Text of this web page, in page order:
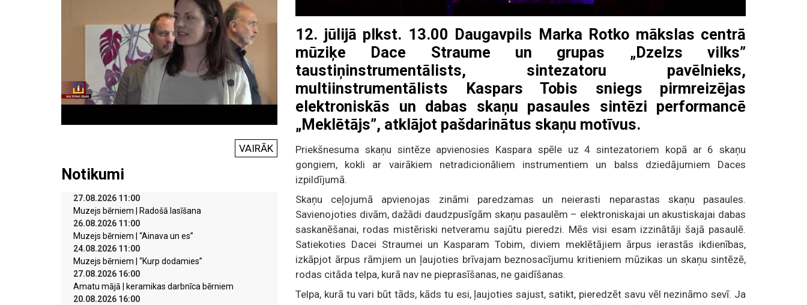
12. jūlijā plkst. 13.00 Daugavpils Marka Rotko mākslas centrā
mūziķe Dace Straume un grupas „Dzelzs vilks”
taustiņinstrumentālists, sintezatoru pavēlnieks,
multiinstrumentālists Kaspars Tobis sniegs pirmreizējas
elektroniskās un dabas skaņu pasaules sintēzi performancē
„Meklētājs”, atklājot pašdarinātus skaņu motīvus.
Priekšnesuma skaņu sintēze apvienosies Kaspara spēle uz 4 sintezatoriem kopā ar 6 skaņu
gongiem, kokli ar vairākiem netradicionāliem instrumentiem un balss dziedājumiem Daces
izpildījumā.
Skaņu ceļojumā apvienojas zināmi paredzamas un neierasti neparastas skaņu pasaules.
Savienojoties divām, dažādi daudzpusīgām skaņu pasaulēm – elektroniskajai un akustiskajai dabas
saskanēšanai, rodas mistēriski netveramu sajūtu pieredzi. Mēs visi esam izzinātāji šajā pasaulē.
Satiekoties Dacei Straumei un Kasparam Tobim, diviem meklētājiem ārpus ierastās ikdienības,
izkāpjot ārpus rāmjiem un ļaujoties brīvajam beznosacījumu kritieniem mūzikas un skaņu sintēzē,
rodas citāda telpa, kurā nav ne pieprasīšanas, ne gaidīšanas.
Telpa, kurā tu vari būt tāds, kāds tu esi, ļaujoties sajust, satikt, pieredzēt savu vēl nezināmo sevī. Ja
VAIRĀK
Notikumi
27.08.2026 11:00
Muzejs bērniem | Radošā lasīšana
26.08.2026 11:00
Muzejs bērniem | “Ainava un es”
24.08.2026 11:00
Muzejs bērniem | “Kurp dodamies”
27.08.2026 16:00
Amatu mājā | keramikas darbnīca bērniem
20.08.2026 16:00